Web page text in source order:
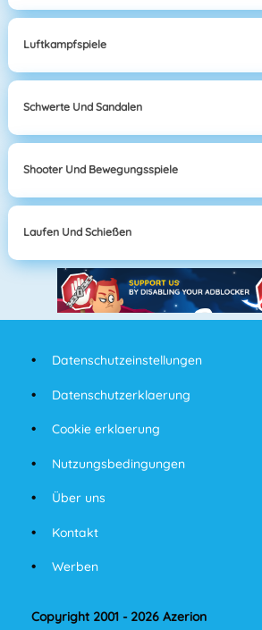
Luftkampfspiele
Schwerte Und Sandalen
Shooter Und Bewegungsspiele
Laufen Und Schießen
Datenschutzeinstellungen
Datenschutzerklaerung
Cookie erklaerung
Nutzungsbedingungen
Über uns
Kontakt
Werben
Copyright 2001 - 2026 Azerion